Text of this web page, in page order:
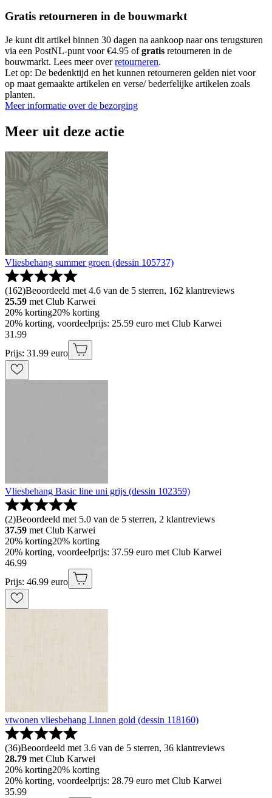
Gratis retourneren in de bouwmarkt
Je kunt dit artikel binnen 30 dagen na aankoop naar ons terugsturen
via een PostNL-punt voor €4.95 ofgratis retourneren in de
bouwmarkt. Lees meer overretourneren.
Let op: De bedenktijd en het kunnen retourneren gelden niet voor
op maat gemaakte artikelen en verse/ bederfelijke artikelen zoals
planten.
Meer informatie over de bezorging
Meer uit deze actie
Vliesbehang summer groen (dessin 105737)
(162)Beoordeeld met 4.6 van de 5 sterren, 162 klantreviews
25.59 met Club Karwei
20% korting20% korting
20% korting, voordeelprijs: 25.59 euro met Club Karwei
31.99
Prijs: 31.99 euro
Vliesbehang Basic line uni grijs (dessin 102359)
(2)Beoordeeld met 5.0 van de 5 sterren, 2 klantreviews
37.59 met Club Karwei
20% korting20% korting
20% korting, voordeelprijs: 37.59 euro met Club Karwei
46.99
Prijs: 46.99 euro
vtwonen vliesbehang Linnen gold (dessin 118160)
(36)Beoordeeld met 3.6 van de 5 sterren, 36 klantreviews
28.79 met Club Karwei
20% korting20% korting
20% korting, voordeelprijs: 28.79 euro met Club Karwei
35.99